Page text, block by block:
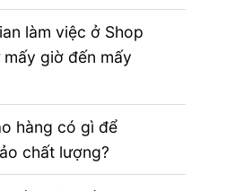
làm việc ở Shop
mấy giờ đến mấy
hàng có gì để
chất lượng?